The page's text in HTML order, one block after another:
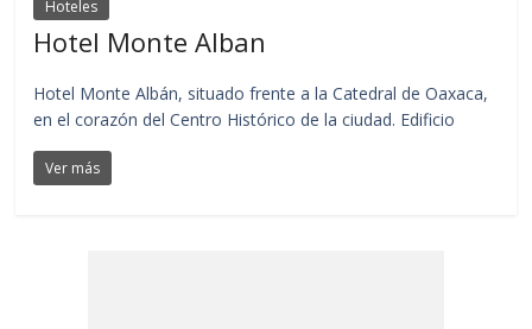
Hoteles
Hotel Monte Alban
Hotel Monte Albán, situado frente a la Catedral de Oaxaca,
en el corazón del Centro Histórico de la ciudad. Edificio
Ver más